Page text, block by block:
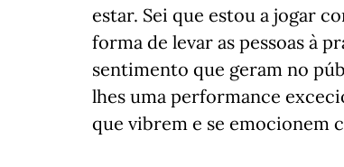
estar. Sei que estou a jogar
forma de levar as pessoas à
sentimento que geram no
lhes uma performance
que vibrem e se emocionem